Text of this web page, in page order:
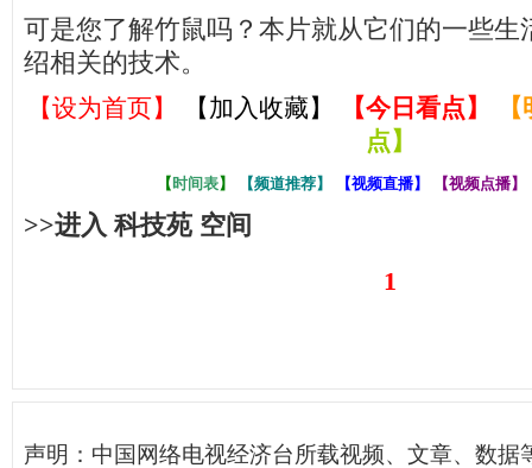
可是您了解竹鼠吗？本片就从它们的一些生
绍相关的技术。
【设为首页】 【加入收藏】 【今日看点 】 【
点 】
【时间表】 【频道推荐】 【视频直播】 【视频点播】
>>进入 科技苑 空间
1
声明：中国网络电视经济台所载视频、文章、数据